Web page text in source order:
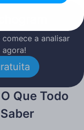
a analisar
Que Todo